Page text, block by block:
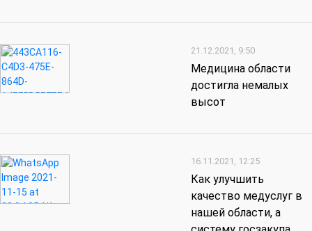
21.12.2021, 9:50
Медицина области
достигла немалых
высот
16.11.2021, 12:25
Как улучшить
качество медуслуг в
нашей области, а